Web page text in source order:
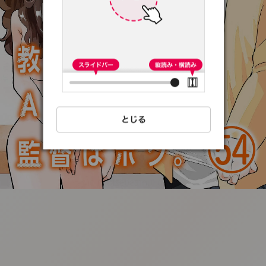
:692.15.692.91:t-
vnqp.lunrzsdszk.vn.oi